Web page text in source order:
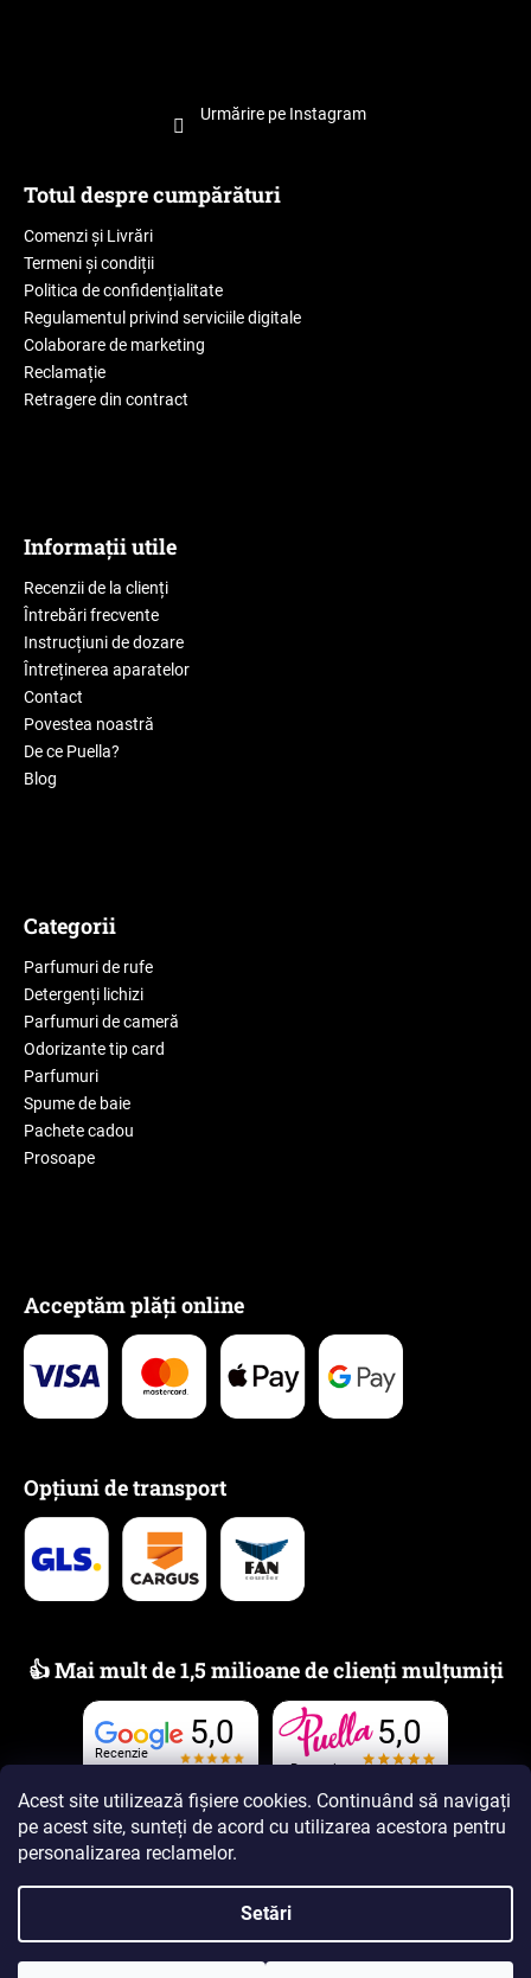
Acest site utilizează fișiere cookies. Continuând să navigați
pe acest site, sunteți de acord cu utilizarea acestora pentru
personalizarea reclamelor.
Setări
Urmărire pe Instagram
Totul despre cumpărături
Comenzi și Livrări
Termeni și condiții
Politica de confidențialitate
Regulamentul privind serviciile digitale
Colaborare de marketing
Reclamație
Retragere din contract
Informații utile
Recenzii de la clienți
Întrebări frecvente
Instrucțiuni de dozare
Întreținerea aparatelor
Contact
Povestea noastră
De ce Puella?
Blog
Categorii
Parfumuri de rufe
Detergenți lichizi
Parfumuri de cameră
Odorizante tip card
Parfumuri
Spume de baie
Pachete cadou
Prosoape
Acceptăm plăți online
Opțiuni de transport
👍 Mai mult de 1,5 milioane de clienți mulțumiți
Recenzie
5,0
Recenzie
5,0
Drepturi de autor 2026www.PUELLAparfumuri.ro. Toate